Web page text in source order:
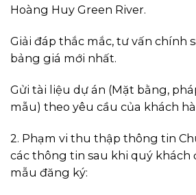
Hoàng Huy Green River.
Giải đáp thắc mắc, tư vấn chính
bảng giá mới nhất.
Gửi tài liệu dự án (Mặt bằng,
mẫu) theo yêu cầu của khách
2. Phạm vi thu thập thông tin
các thông tin sau khi quý khách
mẫu đăng ký: